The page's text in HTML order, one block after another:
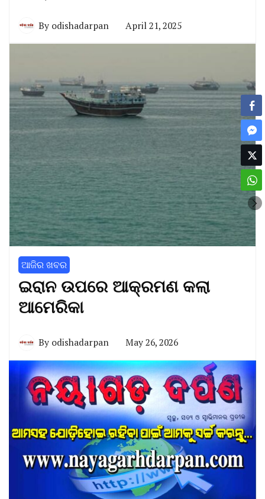
By odishadarpan April 21, 2025
ଆଜିର ଖବର
ଇରାନ ଉପରେ ଆକ୍ରମଣ କଲା
ଆମେରିକା
By odishadarpan May 26, 2026